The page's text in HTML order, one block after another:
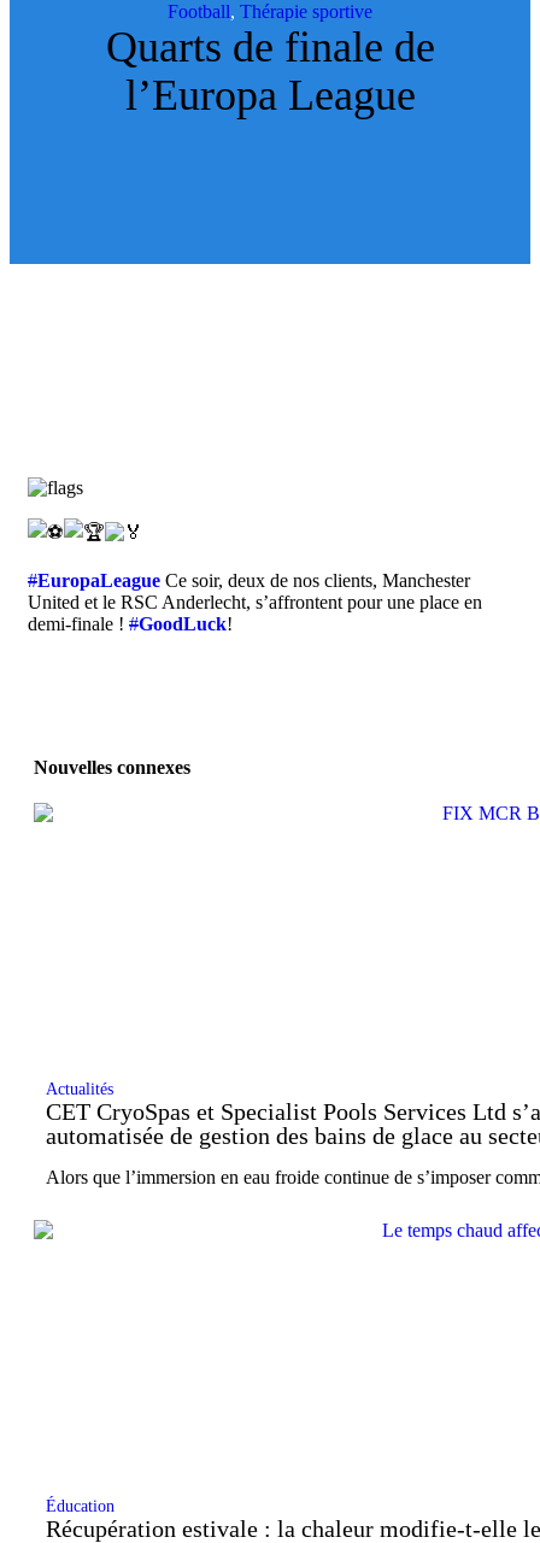
Football, Thérapie sportive
Quarts de finale de
l’Europa League
#EuropaLeague Ce soir, deux de nos clients, Manchester
United et le RSC Anderlecht, s’affrontent pour une place en
demi-finale ! #GoodLuck!
Nouvelles connexes
Actualités
CET CryoSpas et Specialist Pools Services Ltd
automatisée de gestion des bains de glace au
Alors que l’immersion en eau froide continue de s’imposer
Éducation
Récupération estivale : la chaleur modifie-t-elle